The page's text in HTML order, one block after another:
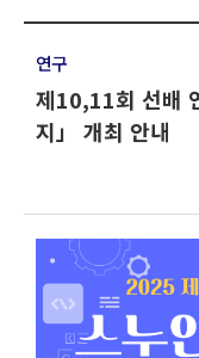
연구
제10,11회 선배
지」 개최 안내